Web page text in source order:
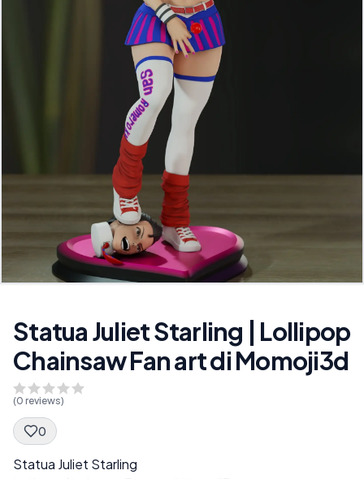
Statua Juliet Starling | Lollipop
Chainsaw Fan art di Momoji3d
(0 reviews)
0
Spec Description
Statua Juliet Starling